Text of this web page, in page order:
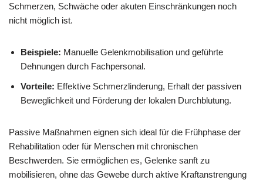
Schmerzen, Schwäche oder akuten Einschränkungen noch
nicht möglich ist.
Beispiele: Manuelle Gelenkmobilisation und geführte
Dehnungen durch Fachpersonal.
Vorteile: Effektive Schmerzlinderung, Erhalt der passiven
Beweglichkeit und Förderung der lokalen Durchblutung.
Passive Maßnahmen eignen sich ideal für die Frühphase der
Rehabilitation oder für Menschen mit chronischen
Beschwerden. Sie ermöglichen es, Gelenke sanft zu
mobilisieren, ohne das Gewebe durch aktive Kraftanstrengung